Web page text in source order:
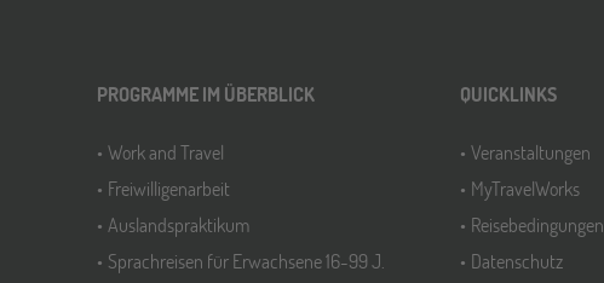
PROGRAMME IM ÜBERBLICK
Work and Travel
Freiwilligenarbeit
Auslandspraktikum
Sprachreisen für Erwachsene 16-99 J.
QUICKLINKS
Veranstaltungen
MyTravelWorks
Reisebedingungen
Datenschutz